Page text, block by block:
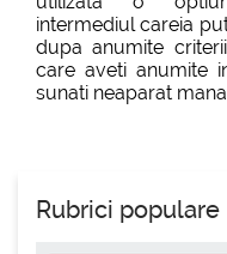
intermediul careia
dupa anumite
care aveti anumite
sunati neaparat
Rubrici populare